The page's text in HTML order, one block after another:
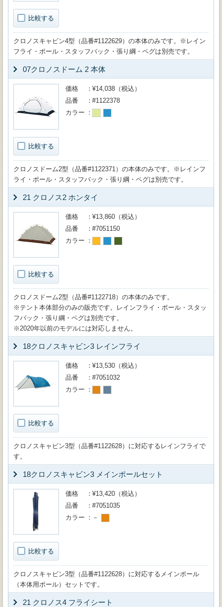
比較する
クロノスキャビン4型（品番#1122629）の本体のみです。※レイン
フライ・ポール・スタッフバック・張り綱・ペグは別売です。
07クロノスドーム 2 本体
比較する
価格
¥14,038（税込）
品番
#1122378
カラー
クロノスドーム2型（品番#1122371）の本体のみです。※レインフ
ライ・ポール・スタッフバック・張り綱・ペグは別売です。
21 クロノス2 ホンタイ
比較する
価格
¥13,860（税込）
品番
#7051150
カラー
クロノスドーム2型（品番#1122718）の本体のみです。
※テント本体部分のみの販売です。レインフライ・ポール・スタッ
フバック・張り綱・ペグは別売です。
※2020年以前のモデルには対応しません。
18クロノスキャビン3 レインフライ
比較する
価格
¥13,530（税込）
品番
#7051032
カラー
クロノスキャビン3型（品番#1122628）に対応するレインフライで
す。
18クロノスキャビン3 メインポールセット
比較する
価格
¥13,420（税込）
品番
#7051035
カラー
－
クロノスキャビン3型（品番#1122628）に対応するメインポール
（本体用ポール）セットです。
21 クロノス4 フライシート